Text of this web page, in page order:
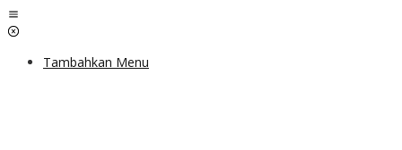
Lewati
ke
Tambahkan Menu